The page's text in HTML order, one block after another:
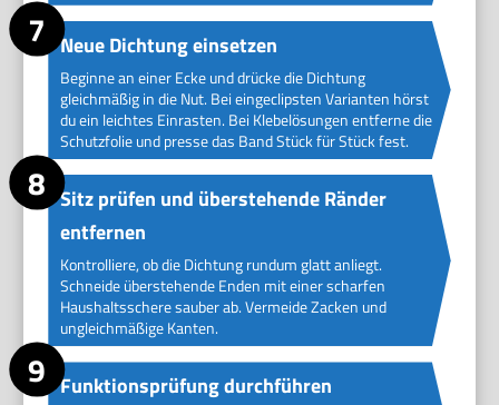
Neue Dichtung einsetzen
Beginne an einer Ecke und drücke die Dichtung
gleichmäßig in die Nut. Bei eingeclipsten Varianten hörst
du ein leichtes Einrasten. Bei Klebelösungen entferne die
Schutzfolie und presse das Band Stück für Stück fest.
Sitz prüfen und überstehende Ränder
entfernen
Kontrolliere, ob die Dichtung rundum glatt anliegt.
Schneide überstehende Enden mit einer scharfen
Haushaltsschere sauber ab. Vermeide Zacken und
ungleichmäßige Kanten.
Funktionsprüfung durchführen